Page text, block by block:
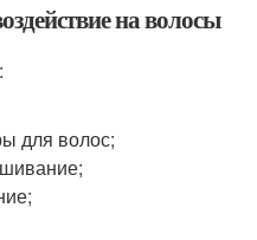
на волосы
для волос;